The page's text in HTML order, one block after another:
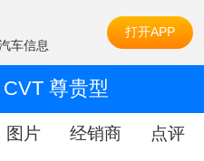
车信息
打开APP
尊贵型
图片 经销商 点评